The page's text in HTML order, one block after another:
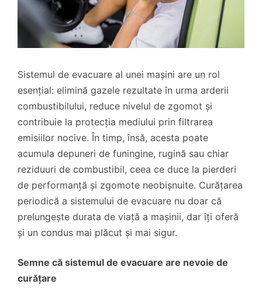
Sistemul de evacuare al unei mașini are un rol
esențial: elimină gazele rezultate în urma arderii
combustibilului, reduce nivelul de zgomot și
contribuie la protecția mediului prin filtrarea
emisiilor nocive. În timp, însă, acesta poate
acumula depuneri de funingine, rugină sau chiar
reziduuri de combustibil, ceea ce duce la pierderi
de performanță și zgomote neobișnuite. Curățarea
periodică a sistemului de evacuare nu doar că
prelungește durata de viață a mașinii, dar îți oferă
și un condus mai plăcut și mai sigur.
Semne că sistemul de evacuare are nevoie de
curățare